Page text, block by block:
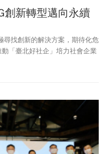
創新轉型邁向永續
尋找創新的解決方案，期待化危
「臺北好社企」培力社會企業
業團隊跨領域合作的絕佳平
創新轉型的關鍵夥伴！